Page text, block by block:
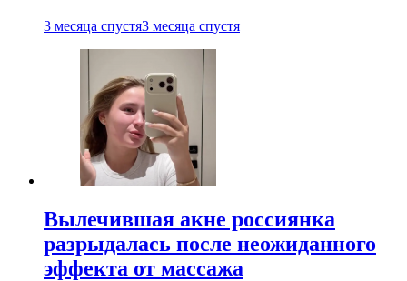
3 месяца спустя3 месяца спустя
Вылечившая акне россиянка
разрыдалась после неожиданного
эффекта от массажа